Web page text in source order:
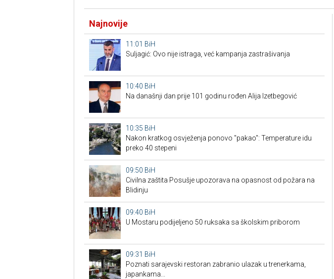
Najnovije
11:01 BiH
Suljagić: Ovo nije istraga, već kampanja zastrašivanja
10:40 BiH
Na današnji dan prije 101 godinu rođen Alija Izetbegović
10:35 BiH
Nakon kratkog osvježenja ponovo "pakao": Temperature idu
preko 40 stepeni
09:50 BiH
Civilna zaštita Posušje upozorava na opasnost od požara na
Blidinju
09:40 BiH
U Mostaru podijeljeno 50 ruksaka sa školskim priborom
09:31 BiH
Poznati sarajevski restoran zabranio ulazak u trenerkama,
japankama...